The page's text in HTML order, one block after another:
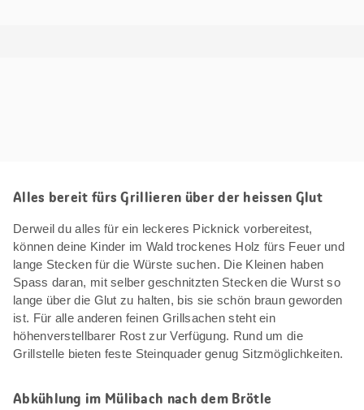
Alles bereit fürs Grillieren über der heissen Glut
Derweil du alles für ein leckeres Picknick vorbereitest,
können deine Kinder im Wald trockenes Holz fürs Feuer und
lange Stecken für die Würste suchen. Die Kleinen haben
Spass daran, mit selber geschnitzten Stecken die Wurst so
lange über die Glut zu halten, bis sie schön braun geworden
ist. Für alle anderen feinen Grillsachen steht ein
höhenverstellbarer Rost zur Verfügung. Rund um die
Grillstelle bieten feste Steinquader genug Sitzmöglichkeiten.
Abkühlung im Mülibach nach dem Brötle